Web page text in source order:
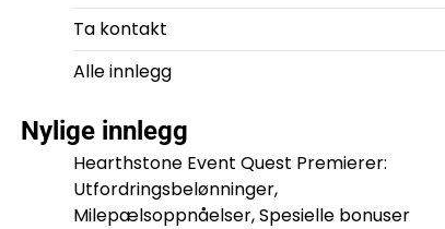
Ta kontakt
Alle innlegg
Nylige innlegg
Hearthstone Event Quest Premierer:
Utfordringsbelønninger,
Milepælsoppnåelser, Spesielle bonuser